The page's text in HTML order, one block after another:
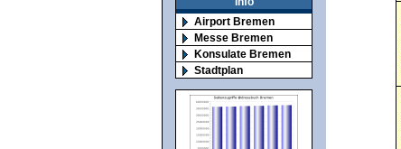
Airport Bremen
Messe Bremen
Konsulate Bremen
Stadtplan